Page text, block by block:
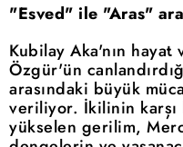
"Esved" ile "Aras"
Kubilay Aka'nın
Özgür'ün
arasındaki büyük
veriliyor. İkilinin karşı
yükselen gerilim,